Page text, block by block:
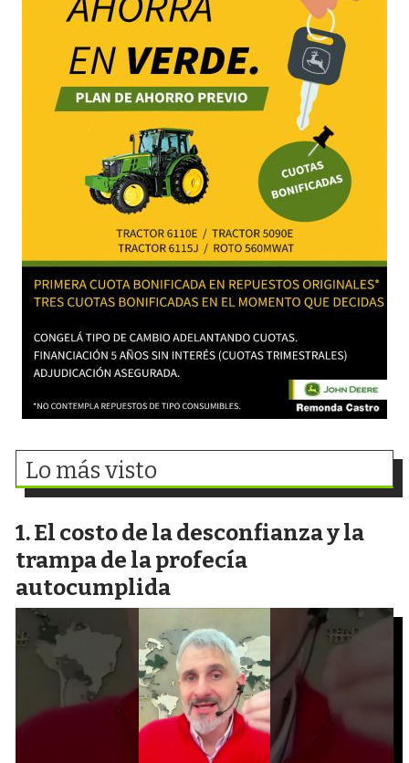
Lo más visto
El costo de la desconfianza y la
trampa de la profecía
autocumplida